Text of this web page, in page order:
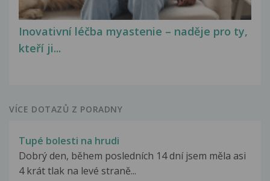
Inovativní léčba myastenie – naděje pro ty,
kteří ji...
VÍCE DOTAZŮ Z PORADNY
Tupé bolesti na hrudi
Dobrý den, během posledních 14 dní jsem měla asi
4 krát tlak na levé straně...